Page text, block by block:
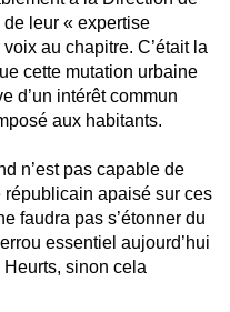
de leur « expertise
au chapitre. C’était la
cette mutation urbaine
d’un intérêt commun
aux habitants.
n’est pas capable de
apaisé sur ces
faudra pas s’étonner du
essentiel aujourd’hui
sinon cela